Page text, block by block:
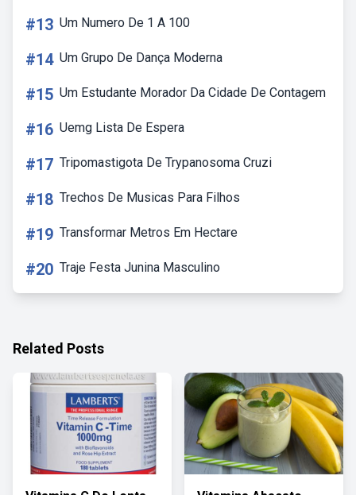
#13 Um Numero De 1 A 100
#14 Um Grupo De Dança Moderna
#15 Um Estudante Morador Da Cidade De Contagem
#16 Uemg Lista De Espera
#17 Tripomastigota De Trypanosoma Cruzi
#18 Trechos De Musicas Para Filhos
#19 Transformar Metros Em Hectare
#20 Traje Festa Junina Masculino
Related Posts